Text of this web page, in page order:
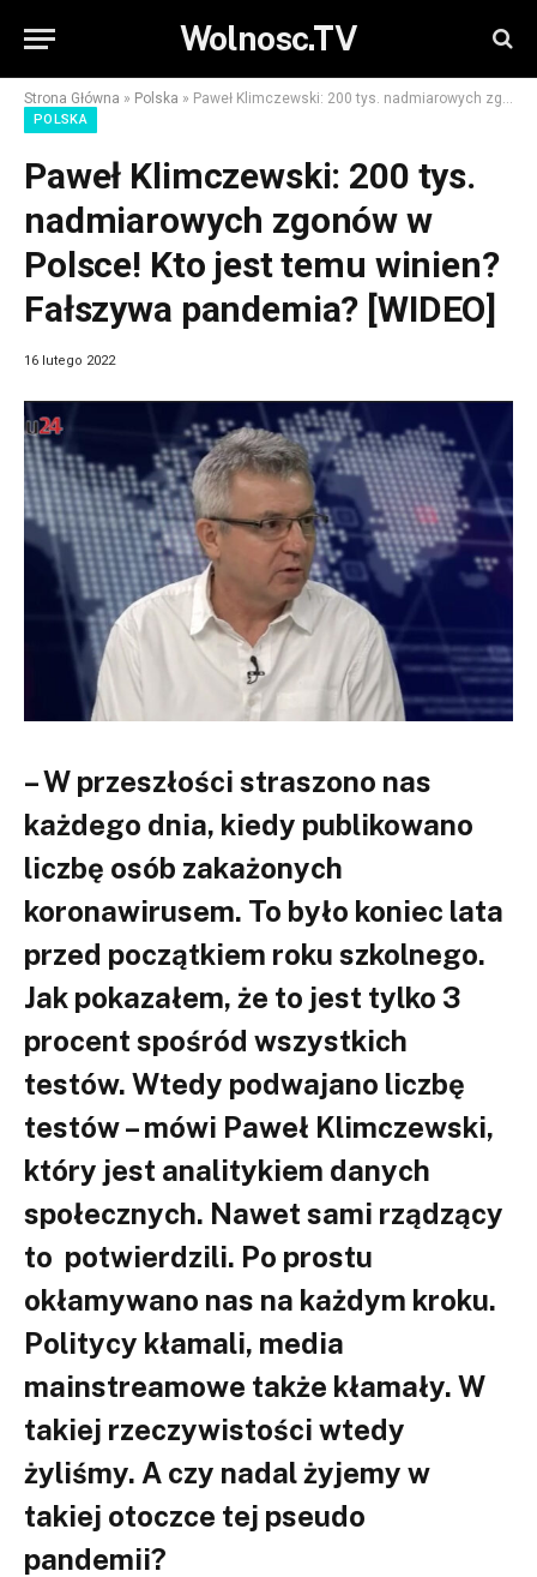
Wolnosc.TV
Strona Główna » Polska » Paweł Klimczewski: 200 tys. nadmiarowych zgonów w Polsce! Kto jest temu winien? Fałszywa pandemia? [WIDEO]
POLSKA
Paweł Klimczewski: 200 tys.
nadmiarowych zgonów w
Polsce! Kto jest temu winien?
Fałszywa pandemia? [WIDEO]
16 lutego 2022
– W przeszłości straszono nas
każdego dnia, kiedy publikowano
liczbę osób zakażonych
koronawirusem. To było koniec lata
przed początkiem roku szkolnego.
Jak pokazałem, że to jest tylko 3
procent spośród wszystkich
testów. Wtedy podwajano liczbę
testów – mówi Paweł Klimczewski,
który jest analitykiem danych
społecznych. Nawet sami rządzący
to potwierdzili. Po prostu
okłamywano nas na każdym kroku.
Politycy kłamali, media
mainstreamowe także kłamały. W
takiej rzeczywistości wtedy
żyliśmy. A czy nadal żyjemy w
takiej otoczce tej pseudo
pandemii?